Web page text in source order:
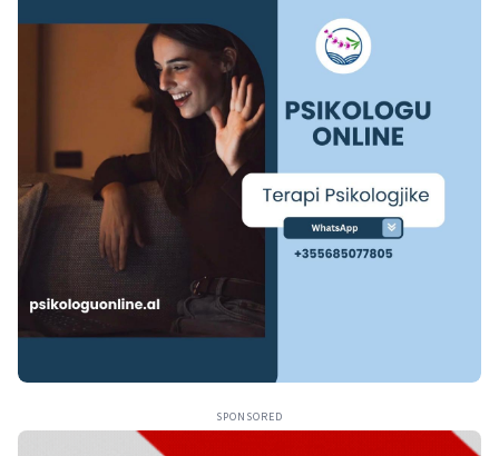
SPONSORED